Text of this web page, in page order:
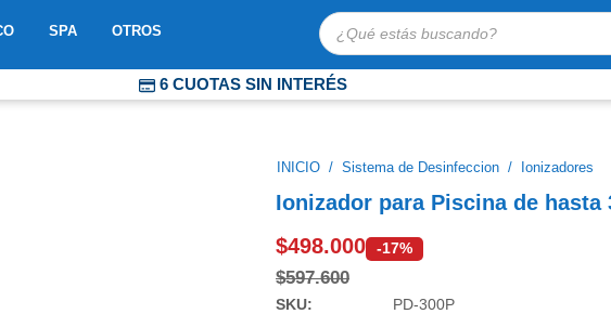
ABRIR MOSAICO
SPA ABRIR SPA
OTROS
Búsqueda
de
6 CUOTAS SIN INTERÉS
INICIO / Sistema de Desinfeccion / Ionizadores
Ionizador para Piscina de hasta
$498.000 -17%
$597.600
SKU: PD-300P